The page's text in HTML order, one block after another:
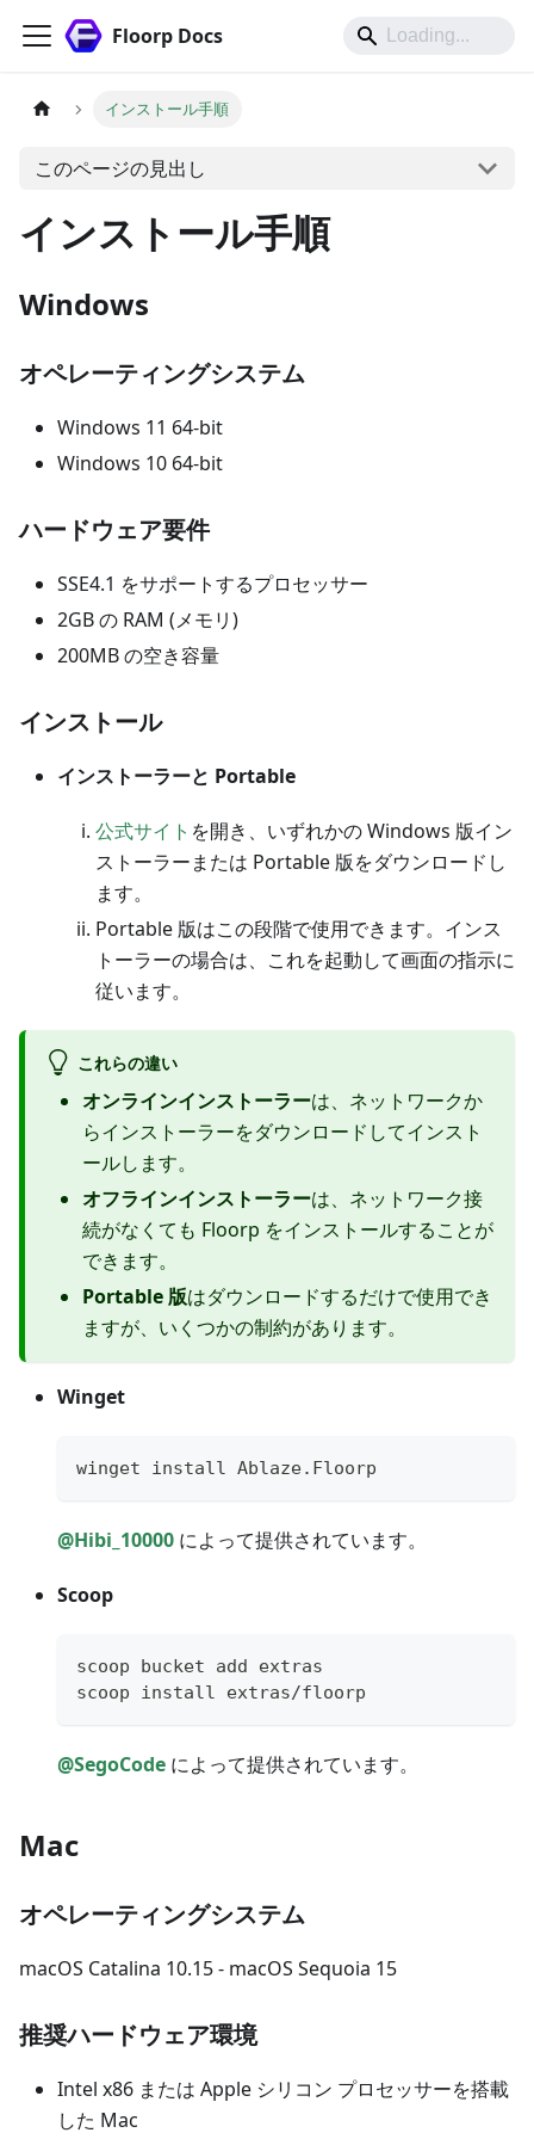
Floorp Docs
インストール手順
このページの見出し
インストール手順
Windows
オペレーティングシステム
Windows 11 64-bit
Windows 10 64-bit
ハードウェア要件
SSE4.1 をサポートするプロセッサー
2GB の RAM (メモリ)
200MB の空き容量
インストール
インストーラーと Portable
公式サイト を開き、いずれかの Windows 版イン
ストーラーまたは Portable 版をダウンロードし
ます。
Portable 版はこの段階で使用できます。インス
トーラーの場合は、これを起動して画面の指示に
従います。
これらの違い
オンラインインストーラーは、ネットワークか
らインストーラーをダウンロードしてインスト
ールします。
オフラインインストーラーは、ネットワーク接
続がなくても Floorp をインストールすることが
できます。
Portable 版はダウンロードするだけで使用でき
ますが、いくつかの制約があります。
Winget
winget install Ablaze.Floorp
@Hibi_10000 によって提供されています。
Scoop
scoop bucket add extras
scoop install extras/floorp
@SegoCode によって提供されています。
Mac
オペレーティングシステム
macOS Catalina 10.15 - macOS Sequoia 15
推奨ハードウェア環境
Intel x86 または Apple シリコン プロセッサーを搭載
した Mac